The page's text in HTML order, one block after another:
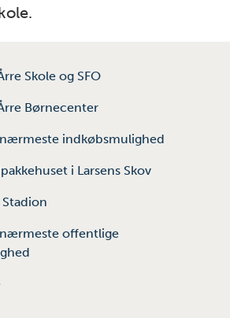
Skole og SFO
Børnecenter
indkøbsmulighed
i Larsens Skov
offentlige